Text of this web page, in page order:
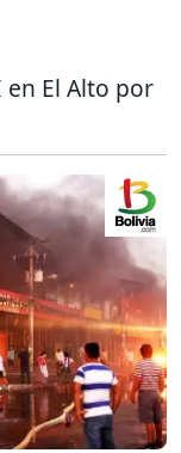
en El Alto por